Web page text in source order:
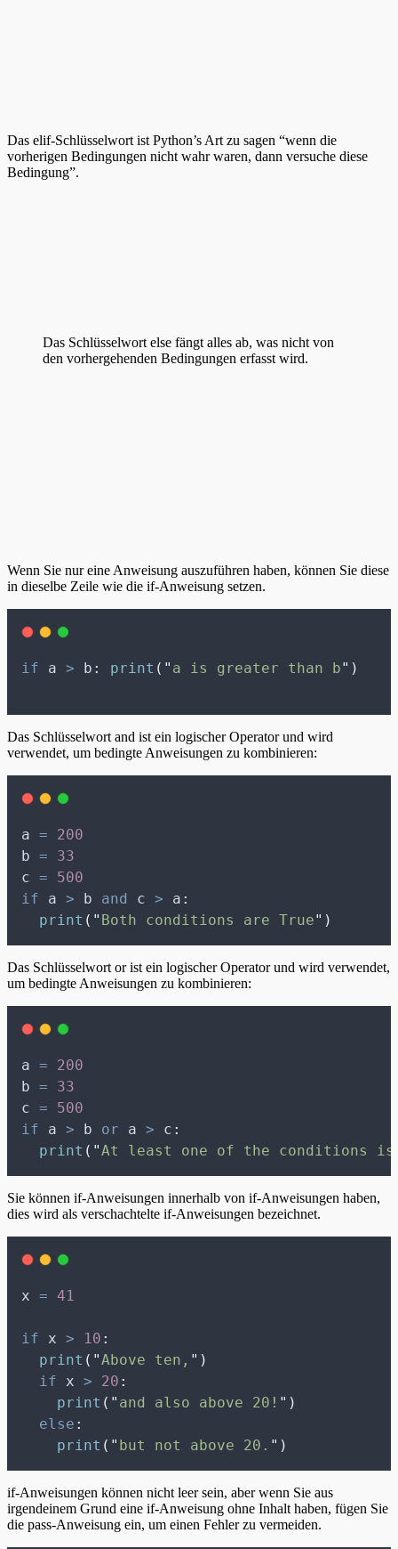
Das elif-Schlüsselwort ist Python’s Art zu sagen “wenn die
vorherigen Bedingungen nicht wahr waren, dann versuche diese
Bedingung”.
Das Schlüsselwort else fängt alles ab, was nicht von
den vorhergehenden Bedingungen erfasst wird.
Wenn Sie nur eine Anweisung auszuführen haben, können Sie diese
in dieselbe Zeile wie die if-Anweisung setzen.
if a > b : print ( " a is greater than b" )
Das Schlüsselwort and ist ein logischer Operator und wird
verwendet, um bedingte Anweisungen zu kombinieren:
a =
200
b =
33
c =
500
if a > b and c > a :
print ( " Both conditions are True" )
Das Schlüsselwort or ist ein logischer Operator und wird verwendet,
um bedingte Anweisungen zu kombinieren:
a =
200
b =
33
c =
500
if a > b or a > c :
print ( "At least one of the conditions is
Sie können if-Anweisungen innerhalb von if-Anweisungen haben,
dies wird als verschachtelte if-Anweisungen bezeichnet.
x = 41
if x > 10 :
print ( "Above ten, " )
if x > 20 :
print ( " and also above 20! " )
else :
print ( " but not above 20. " )
if-Anweisungen können nicht leer sein, aber wenn Sie aus
irgendeinem Grund eine if-Anweisung ohne Inhalt haben, fügen Sie
die pass-Anweisung ein, um einen Fehler zu vermeiden.